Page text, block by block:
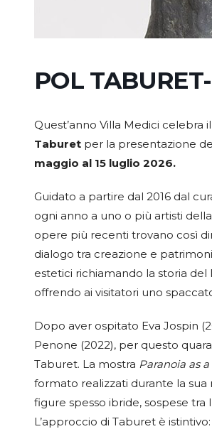
POL
Quest’anno Villa Medici celebra
Taburet per la presentazione
maggio al 15 luglio 2026.
Guidato a partire dal 2016 dal
ogni anno a uno o più artisti
opere più recenti trovano così
dialogo tra creazione e
estetici richiamando la storia
offrendo ai visitatori uno
Dopo aver ospitato Eva Jospin
Penone (2022), per questo
Taburet. La mostra Paranoia as
formato realizzati durante la
figure spesso ibride, sospese tra
L’approccio di Taburet è